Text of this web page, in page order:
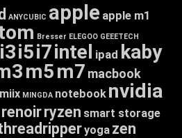
ANYCUBIC apple apple m1
Bresser ELEGOO GEEETECH
i3i5i7intel ipad kaby
m5m7 macbook
miix MINGDA notebook nvidia
renoirryzen smart storage
yoga zen